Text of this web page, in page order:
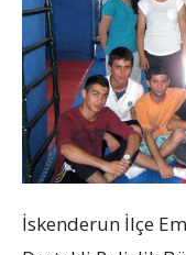
İskenderun İlçe